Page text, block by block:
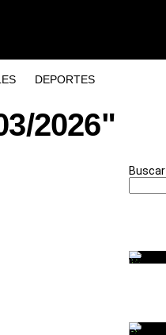
DEPORTES
2026"
Buscar